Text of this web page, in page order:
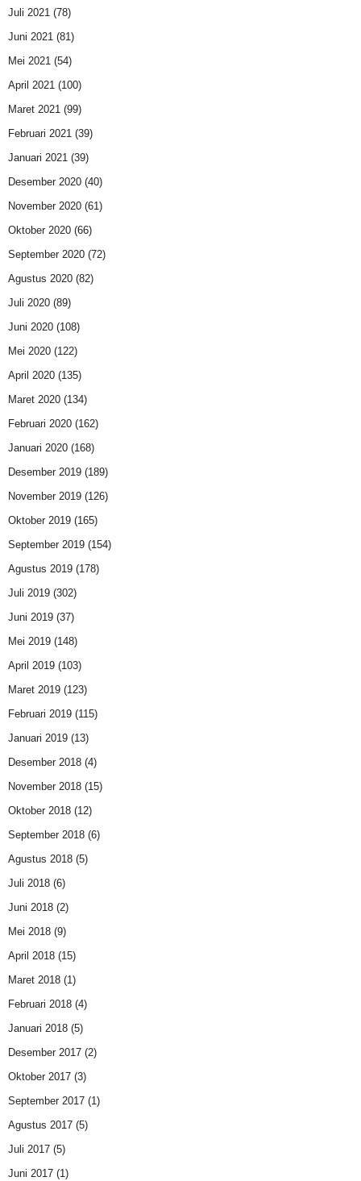
Juli 2021 (78)
Juni 2021 (81)
Mei 2021 (54)
April 2021 (100)
Maret 2021 (99)
Februari 2021 (39)
Januari 2021 (39)
Desember 2020 (40)
November 2020 (61)
Oktober 2020 (66)
September 2020 (72)
Agustus 2020 (82)
Juli 2020 (89)
Juni 2020 (108)
Mei 2020 (122)
April 2020 (135)
Maret 2020 (134)
Februari 2020 (162)
Januari 2020 (168)
Desember 2019 (189)
November 2019 (126)
Oktober 2019 (165)
September 2019 (154)
Agustus 2019 (178)
Juli 2019 (302)
Juni 2019 (37)
Mei 2019 (148)
April 2019 (103)
Maret 2019 (123)
Februari 2019 (115)
Januari 2019 (13)
Desember 2018 (4)
November 2018 (15)
Oktober 2018 (12)
September 2018 (6)
Agustus 2018 (5)
Juli 2018 (6)
Juni 2018 (2)
Mei 2018 (9)
April 2018 (15)
Maret 2018 (1)
Februari 2018 (4)
Januari 2018 (5)
Desember 2017 (2)
Oktober 2017 (3)
September 2017 (1)
Agustus 2017 (5)
Juli 2017 (5)
Juni 2017 (1)